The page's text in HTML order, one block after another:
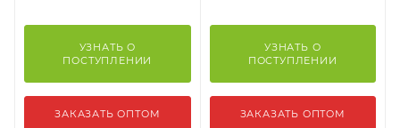
УЗНАТЬ О
ПОСТУПЛЕНИИ
ЗАКАЗАТЬ ОПТОМ
УЗНАТЬ О
ПОСТУПЛЕНИИ
ЗАКАЗАТЬ ОПТОМ